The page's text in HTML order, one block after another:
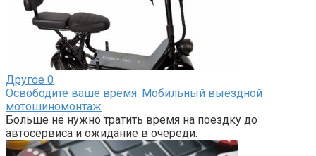
Другое 0
Освободите ваше время: Мобильный выездной
мотошиномонтаж
Больше не нужно тратить время на поездку до
автосервиса и ожидание в очереди.